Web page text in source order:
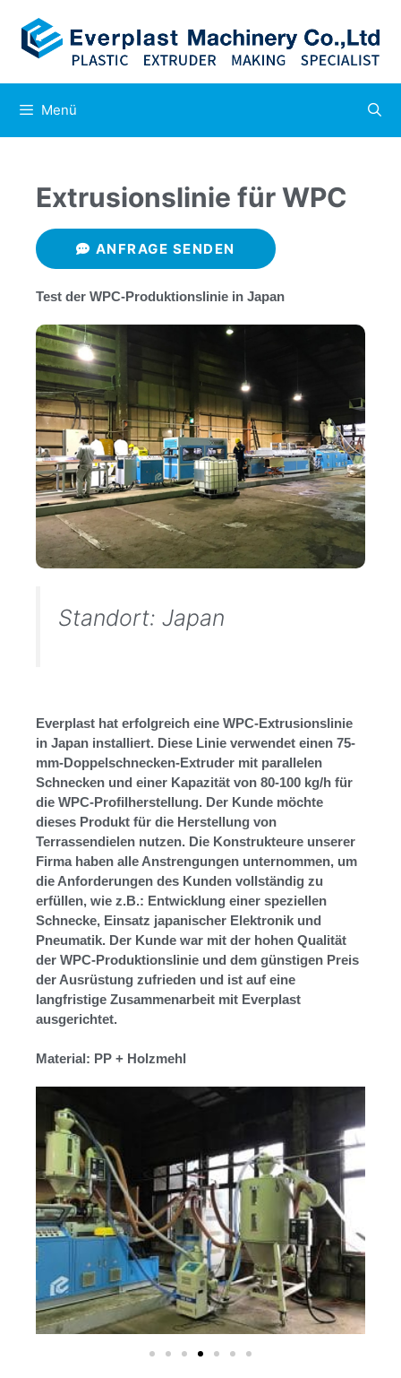
Menü
Extrusionslinie für WPC
ANFRAGE SENDEN
Test der WPC-Produktionslinie in Japan
Standort: Japan
Everplast hat erfolgreich eine WPC-Extrusionslinie
in Japan installiert. Diese Linie verwendet einen 75-
mm-Doppelschnecken-Extruder mit parallelen
Schnecken und einer Kapazität von 80-100 kg/h für
die WPC-Profilherstellung. Der Kunde möchte
dieses Produkt für die Herstellung von
Terrassendielen nutzen. Die Konstrukteure unserer
Firma haben alle Anstrengungen unternommen, um
die Anforderungen des Kunden vollständig zu
erfüllen, wie z.B.: Entwicklung einer speziellen
Schnecke, Einsatz japanischer Elektronik und
Pneumatik. Der Kunde war mit der hohen Qualität
der WPC-Produktionslinie und dem günstigen Preis
der Ausrüstung zufrieden und ist auf eine
langfristige Zusammenarbeit mit Everplast
ausgerichtet.
Material: PP + Holzmehl